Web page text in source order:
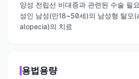
양성 전립선 비대증과 관련된 수술 필
성인 남성(만18~50세)의 남성형 탈모
alopecia)의 치료
용법용량